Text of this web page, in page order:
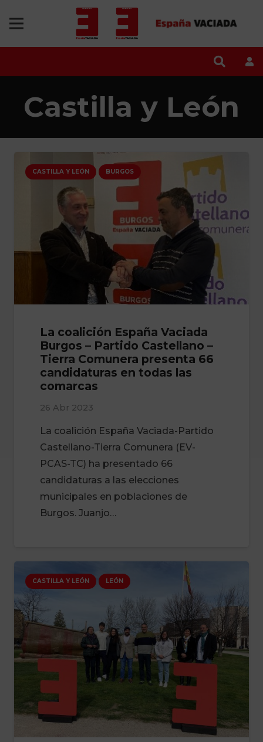
Castilla y León
CASTILLA Y LEÓN BURGOS
La coalición España Vaciada
Burgos – Partido Castellano –
Tierra Comunera presenta 66
candidaturas en todas las
comarcas
26 Abr 2023
La coalición España Vaciada-Partido
Castellano-Tierra Comunera (EV-
PCAS-TC) ha presentado 66
candidaturas a las elecciones
municipales en poblaciones de
Burgos. Juanjo…
CASTILLA Y LEÓN LEÓN